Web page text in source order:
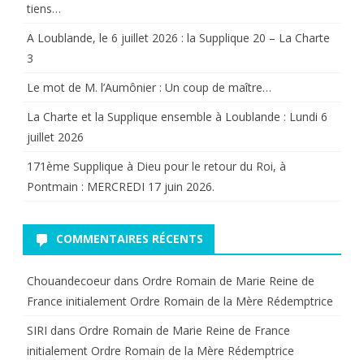
tiens…
A Loublande, le 6 juillet 2026 : la Supplique 20 – La Charte
3
Le mot de M. l’Aumônier : Un coup de maître…
La Charte et la Supplique ensemble à Loublande : Lundi 6
juillet 2026
171ème Supplique à Dieu pour le retour du Roi, à
Pontmain : MERCREDI 17 juin 2026.
COMMENTAIRES RÉCENTS
Chouandecoeur dans Ordre Romain de Marie Reine de
France initialement Ordre Romain de la Mère Rédemptrice
SIRI dans Ordre Romain de Marie Reine de France
initialement Ordre Romain de la Mère Rédemptrice